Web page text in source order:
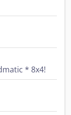
* 8x4!